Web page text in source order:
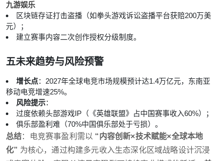
九游娱乐
区块链存证打击盗播（如拳头游戏诉讼盗播平台获赔200万美
元）；
建立赛事内容二次创作授权分级制度。
五未来趋势与风险预警
增长点：2027年全球电竞市场规模预计达1.4万亿元，东南亚
移动电竞增速25%。
风险提示：
过度依赖头部游戏IP（《英雄联盟》占中国赛事收入60%）；
俱乐部盈利难（70%中国俱乐部处于亏损）。
总结：电竞赛事盈利需以 “内容创新×技术赋能×全球本地
化” 为核心，通过构建多元收入生态深化区域战略设计沉浸